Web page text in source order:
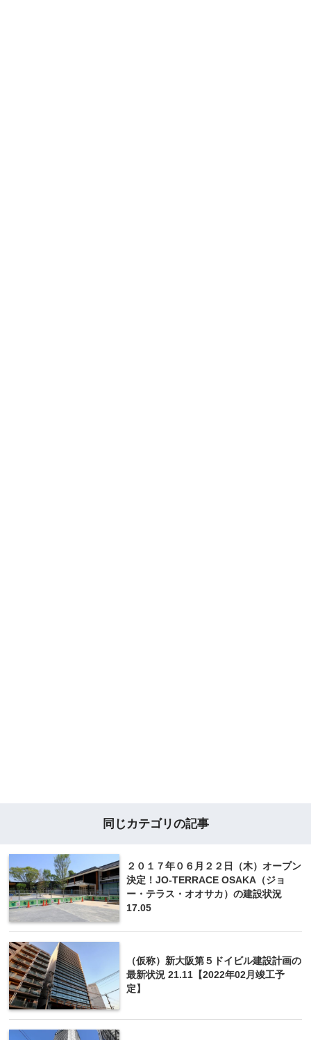
同じカテゴリの記事
２０１７年０６月２２日（木）オープン
決定！JO-TERRACE OSAKA（ジョ
ー・テラス・オオサカ）の建設状況
17.05
（仮称）新大阪第５ドイビル建設計画の
最新状況 21.11【2022年02月竣工予
定】